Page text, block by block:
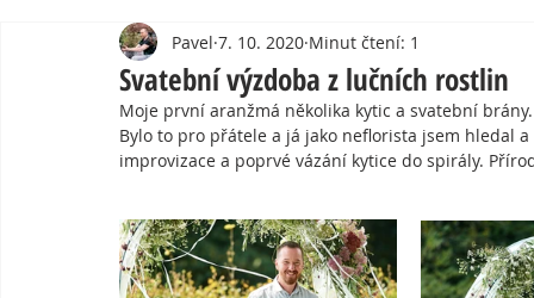
Svatební výzdoba z lučních rostlin
Pavel 7. 10. 2020 Minut čtení: 1
Moje první aranžmá několika kytic a svatební brány.
Bylo to pro přátele a já jako neflorista jsem hledal
improvizace a poprvé vázání kytice do spirály.